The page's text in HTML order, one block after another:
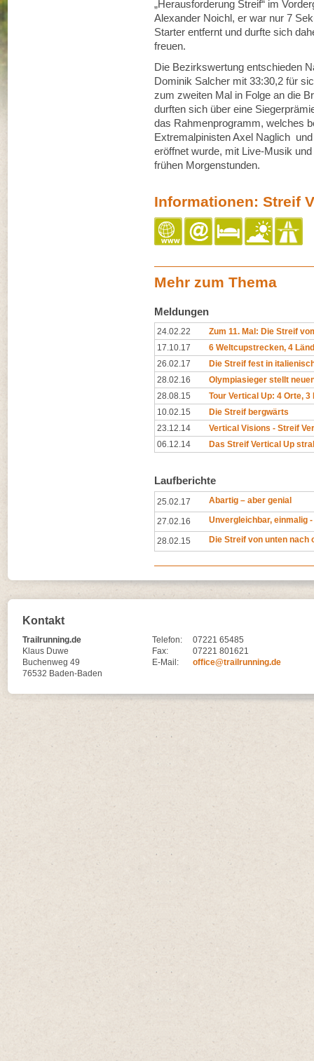
„Herausforderung Streif“ im
Alexander Noichl, er war nur 7
Starter entfernt und durfte sich
freuen.
Die Bezirkswertung entschieden
Dominik Salcher mit 33:30,2 für
zum zweiten Mal in Folge an die
durften sich über eine
das Rahmenprogramm, welches
Extremalpinisten Axel Naglich
eröffnet wurde, mit Live-Musik
frühen Morgenstunden.
Informationen: Streif
Mehr zum Thema
Meldungen
24.02.22
Zum 11. Mal: Die Streif
17.10.17
6 Weltcupstrecken, 4
26.02.17
Die Streif fest in
28.02.16
Olympiasieger stellt
28.08.15
Tour Vertical Up: 4 Orte, 3
10.02.15
Die Streif bergwärts
23.12.14
Vertical Visions - Streif
06.12.14
Das Streif Vertical Up
Laufberichte
25.02.17 Abartig – aber genial
27.02.16 Unvergleichbar, einmalig
28.02.15 Die Streif von unten nach
Kontakt
Trailrunning.de
Klaus Duwe
Buchenweg 49
76532 Baden-Baden
Telefon:
07221 65485
Fax:
07221 801621
E-Mail:
office@trailrunning.de